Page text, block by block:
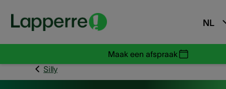
NL
Maak een afspraak
Silly